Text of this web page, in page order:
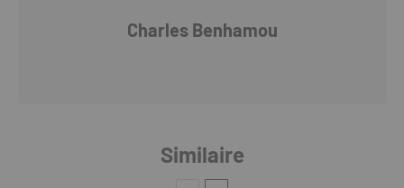
Charles Benhamou
Similaire